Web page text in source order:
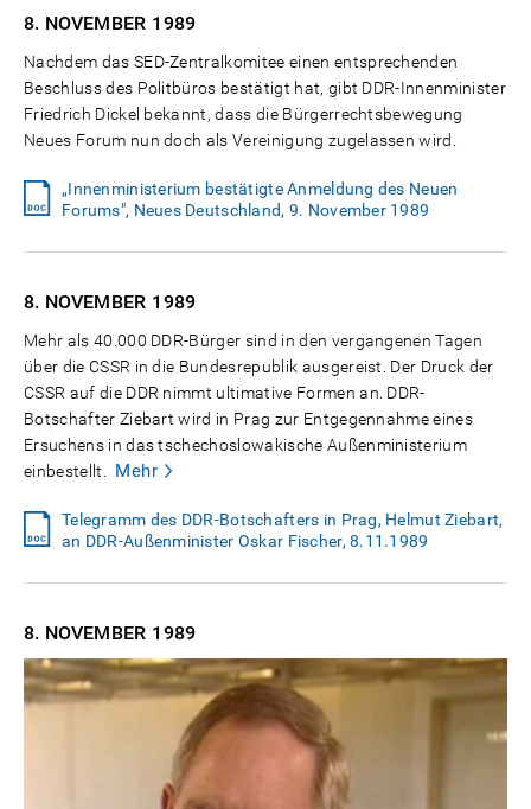
8. NOVEMBER 1989
Nachdem das SED-Zentralkomitee einen entsprechenden
Beschluss des Politbüros bestätigt hat, gibt DDR-Innenminister
Friedrich Dickel bekannt, dass die Bürgerrechtsbewegung
Neues Forum nun doch als Vereinigung zugelassen wird.
„Innenministerium bestätigte Anmeldung des Neuen
Forums", Neues Deutschland, 9. November 1989
8. NOVEMBER 1989
Mehr als 40.000 DDR-Bürger sind in den vergangenen Tagen
über die CSSR in die Bundesrepublik ausgereist. Der Druck der
CSSR auf die DDR nimmt ultimative Formen an. DDR-
Botschafter Ziebart wird in Prag zur Entgegennahme eines
Ersuchens in das tschechoslowakische Außenministerium
einbestellt.
Mehr
Telegramm des DDR-Botschafters in Prag, Helmut Ziebart,
an DDR-Außenminister Oskar Fischer, 8.11.1989
8. NOVEMBER 1989